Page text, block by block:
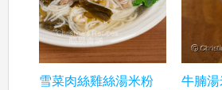
雪菜肉絲雞絲湯米粉
牛腩